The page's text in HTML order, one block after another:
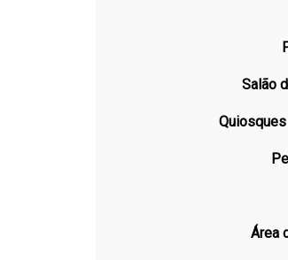
Salão
Área